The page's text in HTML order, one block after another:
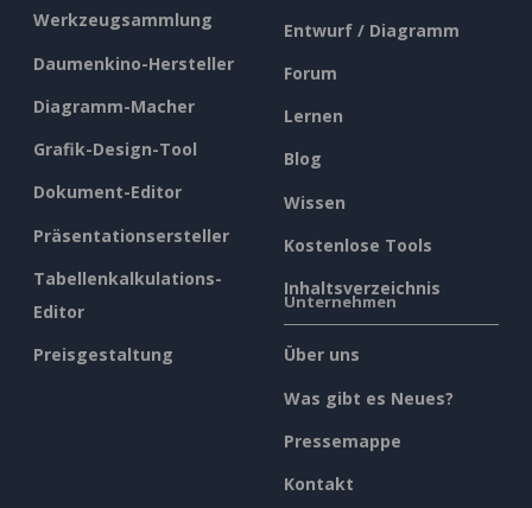
Werkzeugsammlung
Daumenkino-Hersteller
Diagramm-Macher
Grafik-Design-Tool
Dokument-Editor
Präsentationsersteller
Tabellenkalkulations-
Editor
Preisgestaltung
Entwurf / Diagramm
Forum
Lernen
Blog
Wissen
Kostenlose Tools
Inhaltsverzeichnis
Unternehmen
Über uns
Was gibt es Neues?
Pressemappe
Kontakt